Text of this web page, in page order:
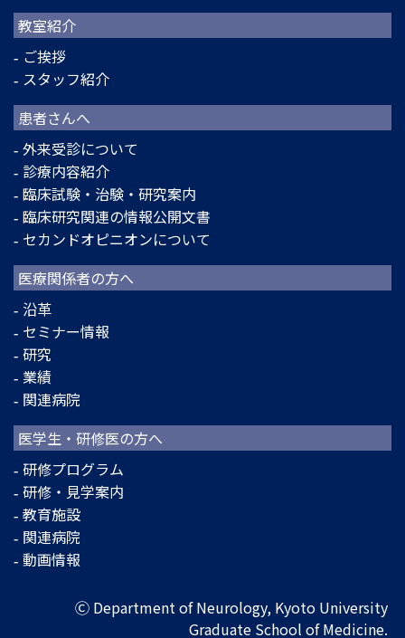
教室紹介
ご挨拶
スタッフ紹介
患者さんへ
外来受診について
診療内容紹介
臨床試験・治験・研究案内
臨床研究関連の情報公開文書
セカンドオピニオンについて
医療関係者の方へ
沿革
セミナー情報
研究
業績
関連病院
医学生・研修医の方へ
研修プログラム
研修・見学案内
教育施設
関連病院
動画情報
Ⓒ Department of Neurology, Kyoto University
Graduate School of Medicine.